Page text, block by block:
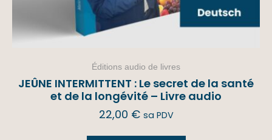
Éditions audio de livres
JEÛNE INTERMITTENT : Le secret de la santé
et de la longévité – Livre audio
22,00 € sa PDV